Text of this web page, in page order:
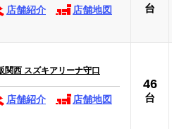
店舗紹介 店舗地図 台
関西 スズキアリーナ守口
店舗紹介 店舗地図
46
台